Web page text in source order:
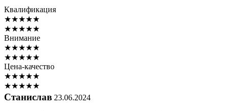
Квалификация
★★★★★
★★★★★
Внимание
★★★★★
★★★★★
Цена-качество
★★★★★
★★★★★
Станислав 23.06.2024